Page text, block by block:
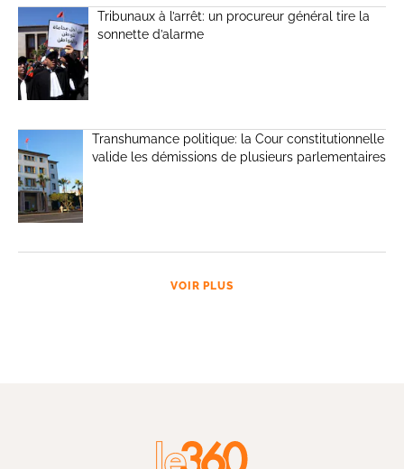
Tribunaux à l’arrêt: un procureur général tire la
sonnette d’alarme
Transhumance politique: la Cour constitutionnelle
valide les démissions de plusieurs parlementaires
VOIR PLUS